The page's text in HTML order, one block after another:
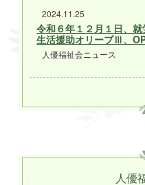
2024.11.25
令和６年１２月１日、
生活援助オリーブⅢ、
人優福祉会ニュース
人優